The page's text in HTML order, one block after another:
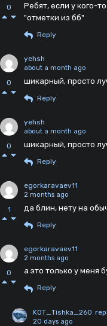
0
Ребят, если у кого-
"отметки из бб"
Reply
0
yehsh
about a month ago
шикарный, просто
Reply
0
yehsh
about a month ago
шикарный, просто
Reply
1
egorkaravaev11
2 months ago
да блин, нету на
Reply
0
egorkaravaev11
2 months ago
а это только у меня
Reply
KOT_Tishka_260
20 days ago